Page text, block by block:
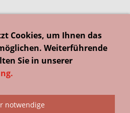
Datenschutz
Maklerauftrag widerrufen
Cookies, um Ihnen das
Weiterführende
Sie in unserer
.
notwendige